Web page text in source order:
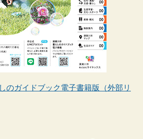
のガイドブック電子書籍版（外部リ